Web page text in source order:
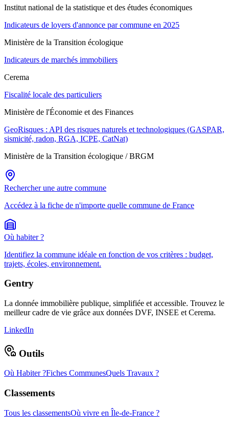
Institut national de la statistique et des études économiques
Indicateurs de loyers d'annonce par commune en 2025
Ministère de la Transition écologique
Indicateurs de marchés immobiliers
Cerema
Fiscalité locale des particuliers
Ministère de l'Économie et des Finances
GeoRisques : API des risques naturels et technologiques (GASPAR,
sismicité, radon, RGA, ICPE, CatNat)
Ministère de la Transition écologique / BRGM
Rechercher une autre commune
Accédez à la fiche de n'importe quelle commune de France
Où habiter ?
Identifiez la commune idéale en fonction de vos critères : budget,
trajets, écoles, environnement.
Gentry
La donnée immobilière publique, simplifiée et accessible. Trouvez le
meilleur cadre de vie grâce aux données DVF, INSEE et Cerema.
LinkedIn
Outils
Où Habiter ?Fiches CommunesQuels Travaux ?
Classements
Tous les classementsOù vivre en Île-de-France ?